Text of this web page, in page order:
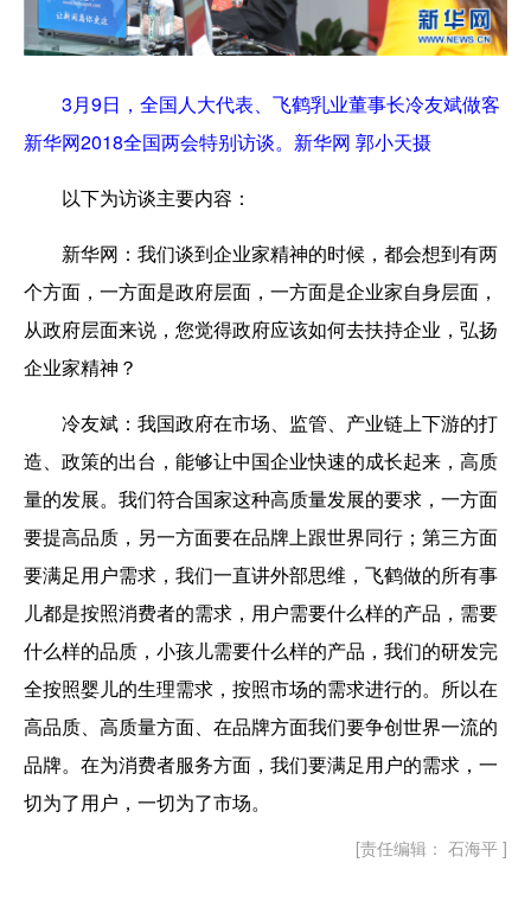
3月9日，全国人大代表、飞鹤乳业董事长冷友斌做客
新华网2018全国两会特别访谈。新华网 郭小天摄
以下为访谈主要内容：
新华网： 我们谈到企业家精神的时候，都会想到有两
个方面，一方面是政府层面，一方面是企业家自身层面，
从政府层面来说，您觉得政府应该如何去扶持企业，弘扬
企业家精神？
冷友斌： 我国政府在市场、监管、产业链上下游的打
造、政策的出台，能够让中国企业快速的成长起来，高质
量的发展。我们符合国家这种高质量发展的要求，一方面
要提高品质，另一方面要在品牌上跟世界同行；第三方面
要满足用户需求，我们一直讲外部思维，飞鹤做的所有事
儿都是按照消费者的需求，用户需要什么样的产品，需要
什么样的品质，小孩儿需要什么样的产品，我们的研发完
全按照婴儿的生理需求，按照市场的需求进行的。所以在
高品质、高质量方面、在品牌方面我们要争创世界一流的
品牌。在为消费者服务方面，我们要满足用户的需求，一
切为了用户，一切为了市场。
[责任编辑： 石海平 ]